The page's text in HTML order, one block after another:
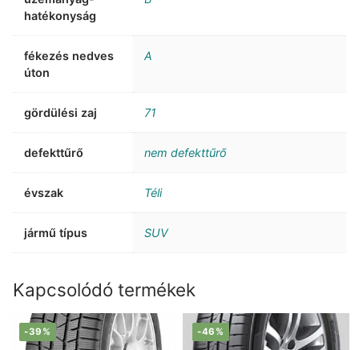
hatékonyság
fékezés nedves
úton
A
gördülési zaj 71
defekttűrő nem defekttűrő
évszak Téli
jármű típus SUV
Kapcsolódó termékek
-39% -46%